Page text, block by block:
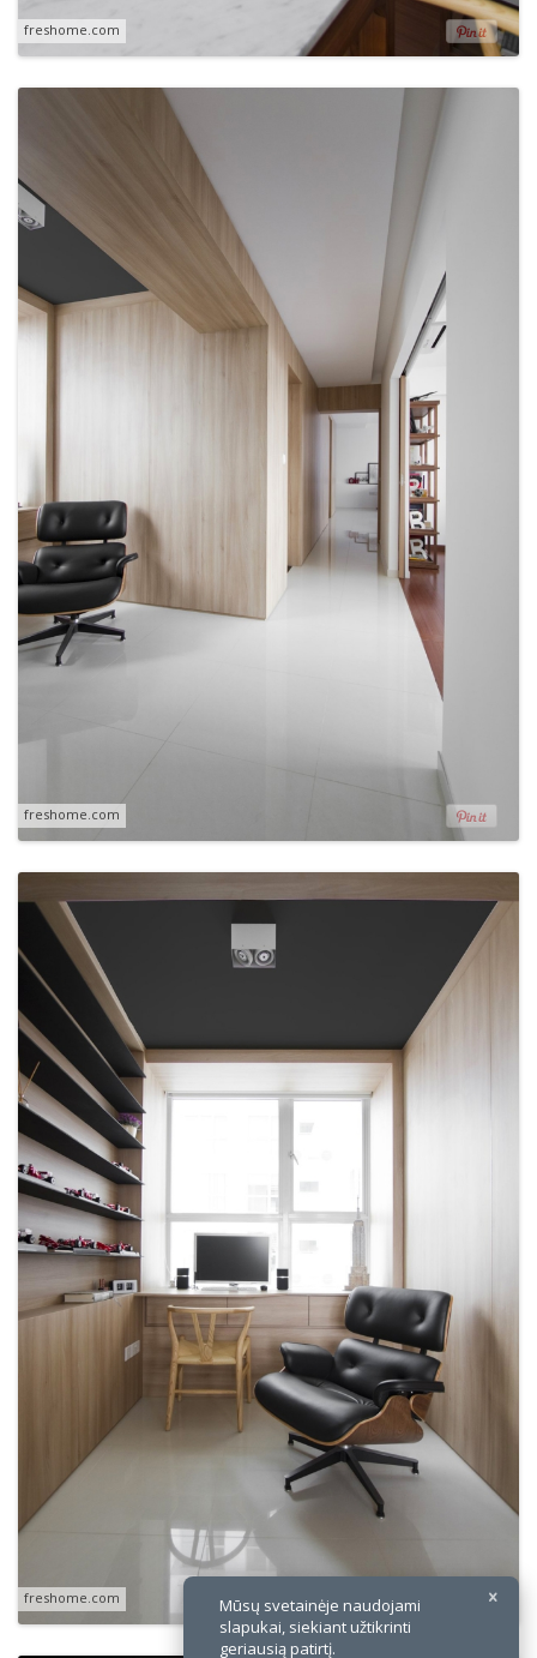
×
freshome.com
freshome.com
freshome.com
Mūsų svetainėje naudojami
slapukai, siekiant užtikrinti
geriausią patirtį.